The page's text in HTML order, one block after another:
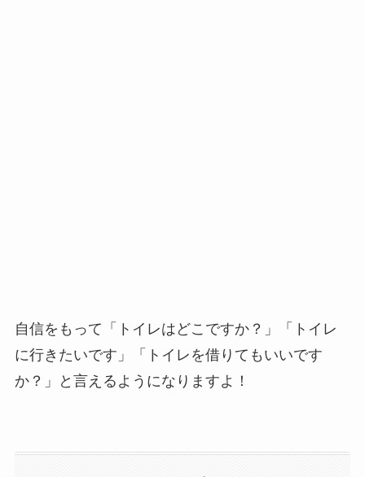
自信をもって「トイレはどこですか？」「トイレ
に行きたいです」「トイレを借りてもいいです
か？」と言えるようになりますよ！